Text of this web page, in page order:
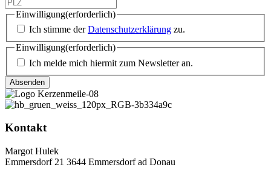
Einwilligung(erforderlich)
Ich stimme derDatenschutzerklärung zu.
Einwilligung(erforderlich)
Ich melde mich hiermit zum Newsletter an.
Kontakt
Margot Hulek
Emmersdorf 21 3644 Emmersdorf ad Donau